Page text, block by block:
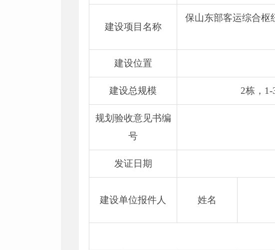
建设项目名称
保山东部客运综合枢
建设位置
建设总规模 2栋，
规划验收意见书编
号
发证日期
建设单位报件人 姓名